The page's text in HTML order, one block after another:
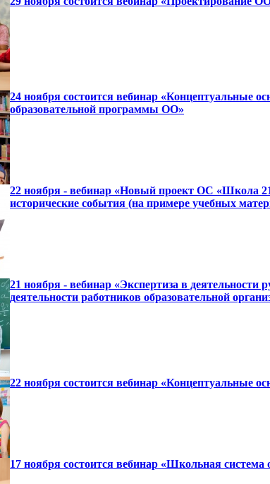
24 ноября состоится вебинар «Концептуальные
образовательной программы ОО»
22 ноября - вебинар «Новый проект ОС «Школа
исторические события (на примере учебных
21 ноября - вебинар «Экспертиза в деятельности
деятельности работников образовательной
22 ноября состоится вебинар «Концептуальные
17 ноября состоится вебинар «Школьная